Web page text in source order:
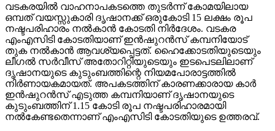
വടകരയില്‍ വാഹനാപകടത്തെ തുടര്‍ന്ന് കോമയിലായ
ഒമ്പത് വയസ്സുകാരി ദൃഷാനക്ക് ഒരുകോടി 15 ലക്ഷം രൂപ
നഷ്ടപരിഹാരം നല്‍കാന്‍ കോടതി നിര്‍ദേശം. വടകര
എംഎസിടി കോടതിയാണ് ഇന്‍ഷുറന്‍സ് കമ്പനിയോട്
തുക നല്‍കാന്‍ ആവശ്യപ്പെട്ടത്. ഹൈക്കോടതിയുടെയും
ലീഗല്‍ സര്‍വീസ് അതോറിറ്റിയുടെയും ഇടപെടലിലാണ്
ദൃഷാനയുടെ കുടുംബത്തിന്റെ നിയമപോരാട്ടത്തില്‍
നിര്‍ണായകമായത്. അപകടത്തിന് കാരണക്കാരായ കാര്‍
ഇന്‍ഷുറന്‍സ് എടുത്ത കമ്പനിയാണ് ദൃഷാനയുടെ
കുടുംബത്തിന് 1.15 കോടി രൂപ നഷ്ടപരിഹാരമായി
നല്‍കേണ്ടതെന്നാണ് എംഎസിടി കോടതിയുടെ ഉത്തരവ്.